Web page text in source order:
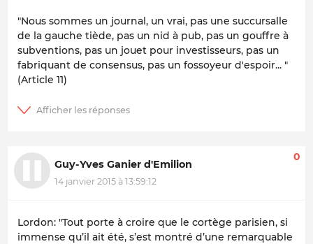
"Nous sommes un journal, un vrai, pas une succursalle
de la gauche tiède, pas un nid à pub, pas un gouffre à
subventions, pas un jouet pour investisseurs, pas un
fabriquant de consensus, pas un fossoyeur d'espoir... "
(Article 11)
Guy-Yves Ganier d'Emilion
14 janvier 2015 à 13:59:12
0
Lordon: "Tout porte à croire que le cortège parisien, si
immense qu’il ait été, s’est montré d’une remarquable